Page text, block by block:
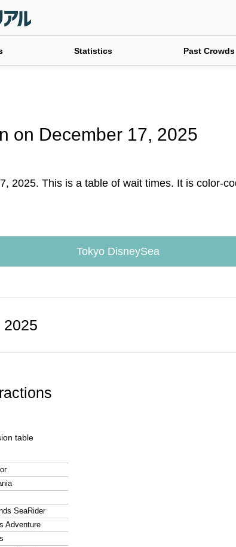
Statistics Past Crowds
on December 17, 2025
2025. This is a table of wait times. It is color-
Tokyo DisneySea
2025
table
SeaRider
Adventure